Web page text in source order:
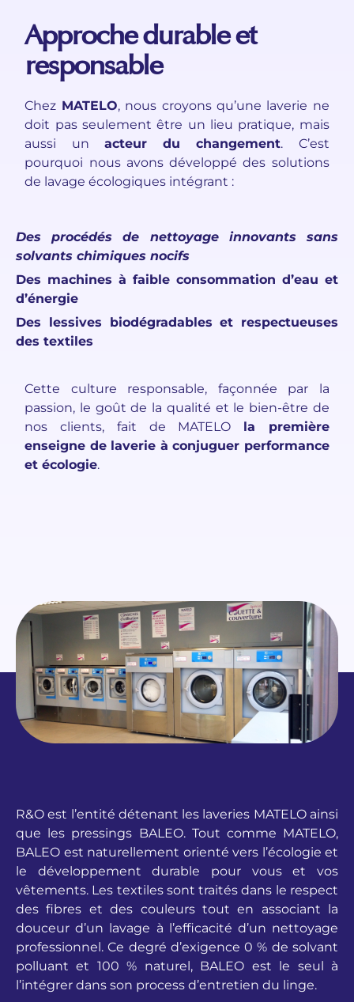
Approche durable et
responsable
Chez MATELO, nous croyons qu’une laverie ne
doit pas seulement être un lieu pratique, mais
aussi un acteur du changement. C’est
pourquoi nous avons développé des solutions
de lavage écologiques intégrant :
Des procédés de nettoyage innovants sans
solvants chimiques nocifs
Des machines à faible consommation d’eau et
d’énergie
Des lessives biodégradables et respectueuses
des textiles
Cette culture responsable, façonnée par la
passion, le goût de la qualité et le bien-être de
nos clients, fait de MATELO la première
enseigne de laverie à conjuguer performance
et écologie.
R&O est l’entité détenant les laveries MATELO ainsi
que les pressings BALEO. Tout comme MATELO,
BALEO est naturellement orienté vers l’écologie et
le développement durable pour vous et vos
vêtements. Les textiles sont traités dans le respect
des fibres et des couleurs tout en associant la
douceur d’un lavage à l’efficacité d’un nettoyage
professionnel. Ce degré d’exigence 0 % de solvant
polluant et 100 % naturel, BALEO est le seul à
l’intégrer dans son process d’entretien du linge.